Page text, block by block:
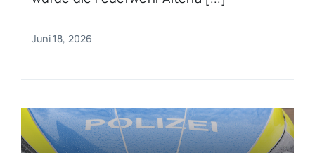
Juni 18, 2026